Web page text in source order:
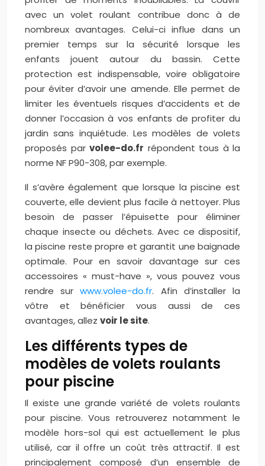
avec un volet roulant contribue donc à de
nombreux avantages. Celui-ci influe dans un
premier temps sur la sécurité lorsque les
enfants jouent autour du bassin. Cette
protection est indispensable, voire obligatoire
pour éviter d’avoir une amende. Elle permet de
limiter les éventuels risques d’accidents et de
donner l’occasion à vos enfants de profiter du
jardin sans inquiétude. Les modèles de volets
proposés par volee-do.fr répondent tous à la
norme NF P90-308, par exemple.
Il s’avère également que lorsque la piscine est
couverte, elle devient plus facile à nettoyer. Plus
besoin de passer l’épuisette pour éliminer
chaque insecte ou déchets. Avec ce dispositif,
la piscine reste propre et garantit une baignade
optimale. Pour en savoir davantage sur ces
accessoires « must-have », vous pouvez vous
rendre surwww.volee-do.fr. Afin d’installer la
vôtre et bénéficier vous aussi de ces
avantages, allez voir le site.
Les différents types de
modèles de volets roulants
pour piscine
Il existe une grande variété de volets roulants
pour piscine. Vous retrouverez notamment le
modèle hors-sol qui est actuellement le plus
utilisé, car il offre un coût très attractif. Il est
principalement composé d’un ensemble de